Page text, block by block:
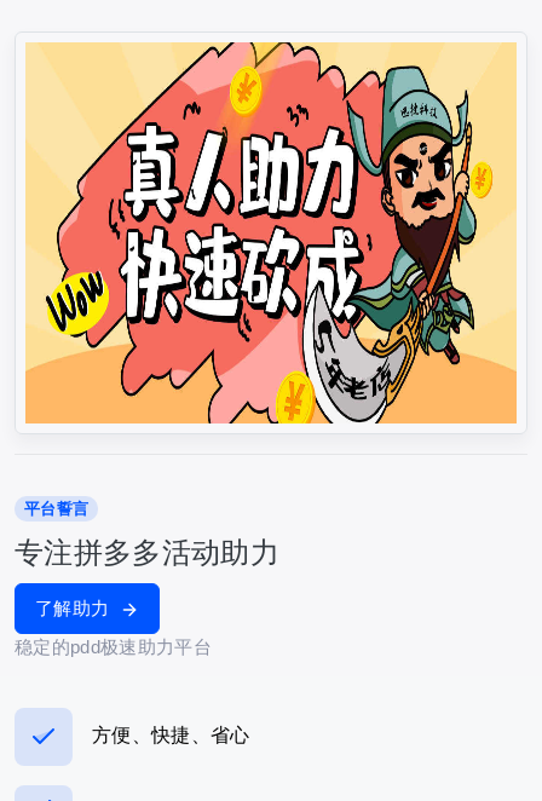
平台誓言
专注拼多多活动助力
了解助力
稳定的pdd极速助力平台
方便、快捷、省心